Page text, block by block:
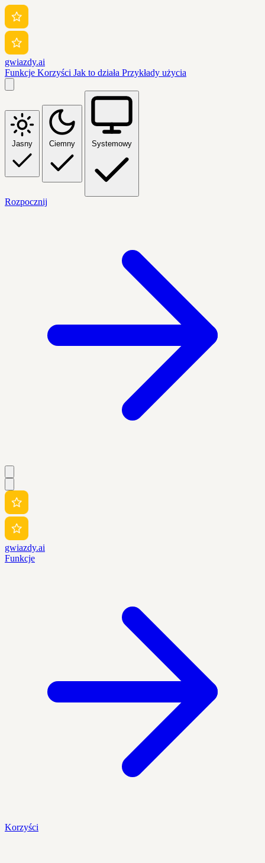
gwiazdy.ai
Funkcje Korzyści Jak to działa Przykłady użycia
Jasny Ciemny Systemowy
Rozpocznij
gwiazdy.ai
Funkcje
Korzyści